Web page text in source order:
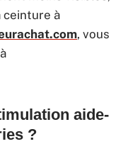
ceinture à
, vous
aide-
?